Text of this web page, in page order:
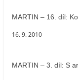
MARTIN – 16. díl:
16. 9. 2010
MARTIN – 3. díl: S